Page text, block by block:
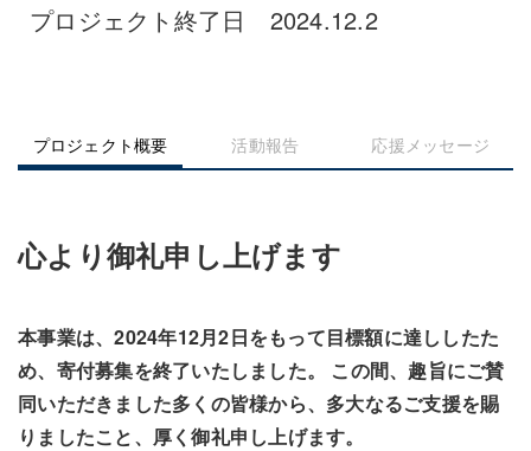
プロジェクト終了日 2024.12.2
プロジェクト概要 活動報告 応援メッセージ
心より御礼申し上げます
本事業は、2024年12月2日をもって目標額に達ししたた
め、寄付募集を終了いたしました。 この間、趣旨にご賛
同いただきました多くの皆様から、多大なるご支援を賜
りましたこと、厚く御礼申し上げます。